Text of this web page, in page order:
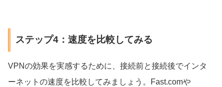
ステップ4：速度を比較してみる
VPNの効果を実感するために、接続前と接続後でインタ
ーネットの速度を比較してみましょう。Fast.comや